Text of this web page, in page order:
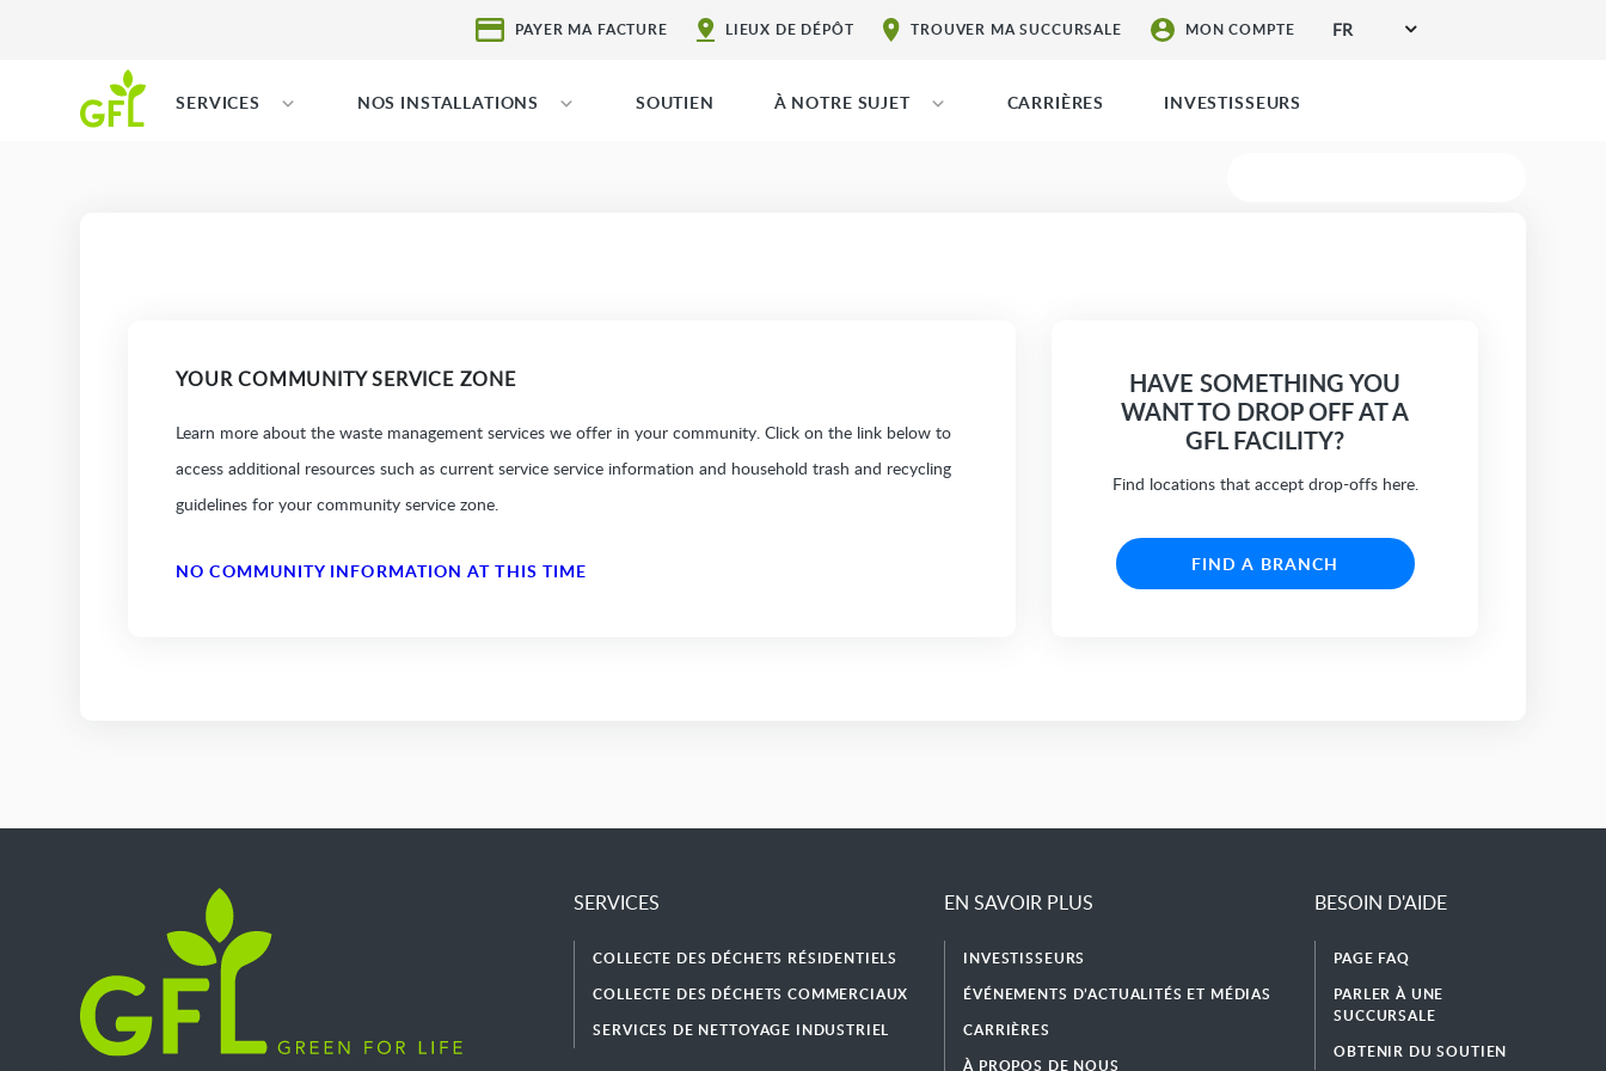
PAYER MA FACTURE LIEUX DE DÉPÔT TROUVER MA SUCCURSALE MON COMPTE FR
SERVICES NOS INSTALLATIONS SOUTIEN À NOTRE SUJET CARRIÈRES INVESTISSEURS
YOUR COMMUNITY SERVICE ZONE
Learn more about the waste management services we offer in your community. Click on the link below to
access additional resources such as current service service information and household trash and recycling
guidelines for your community service zone.
NO COMMUNITY INFORMATION AT THIS TIME
HAVE SOMETHING YOU
WANT TO DROP OFF AT A
GFL FACILITY?
Find locations that accept drop-offs here.
FIND A BRANCH
SERVICES
COLLECTE DES DÉCHETS RÉSIDENTIELS
COLLECTE DES DÉCHETS COMMERCIAUX
SERVICES DE NETTOYAGE INDUSTRIEL
EN SAVOIR PLUS
INVESTISSEURS
ÉVÉNEMENTS D’ACTUALITÉS ET MÉDIAS
CARRIÈRES
À PROPOS DE NOUS
BESOIN D'AIDE
PAGE FAQ
PARLER À UNE
SUCCURSALE
OBTENIR DU SOUTIEN